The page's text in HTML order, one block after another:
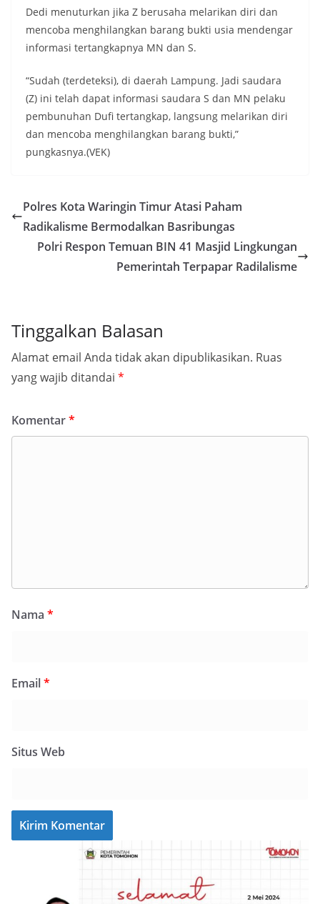
Dedi menuturkan jika Z berusaha melarikan diri dan
mencoba menghilangkan barang bukti usia mendengar
informasi tertangkapnya MN dan S.
“Sudah (terdeteksi), di daerah Lampung. Jadi saudara
(Z) ini telah dapat informasi saudara S dan MN pelaku
pembunuhan Dufi tertangkap, langsung melarikan diri
dan mencoba menghilangkan barang bukti,”
pungkasnya.(VEK)
Polres Kota Waringin Timur Atasi Paham
Radikalisme Bermodalkan Basribungas
Polri Respon Temuan BIN 41 Masjid Lingkungan
Pemerintah Terpapar Radilalisme
Tinggalkan Balasan
Alamat email Anda tidak akan dipublikasikan. Ruas
yang wajib ditandai *
Komentar*
Nama *
Email*
Situs Web